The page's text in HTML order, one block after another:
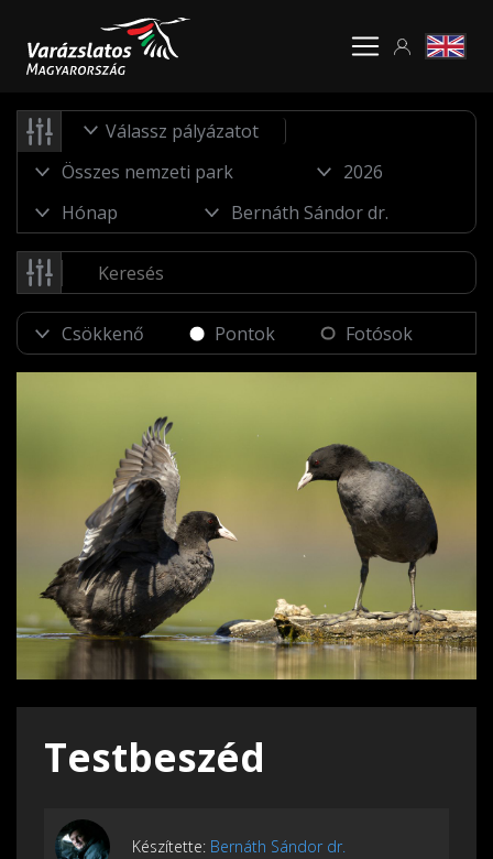
Válassz pályázatot
Pontok Fotósok
Testbeszéd
Készítette: Bernáth Sándor dr.